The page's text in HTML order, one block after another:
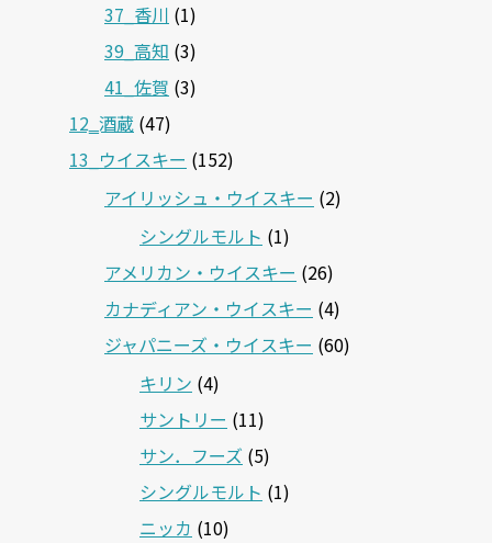
37_香川 (1)
39_高知 (3)
41_佐賀 (3)
12‗酒蔵 (47)
13_ウイスキー (152)
アイリッシュ・ウイスキー (2)
シングルモルト (1)
アメリカン・ウイスキー (26)
カナディアン・ウイスキー (4)
ジャパニーズ・ウイスキー (60)
キリン (4)
サントリー (11)
サン．フーズ (5)
シングルモルト (1)
ニッカ (10)